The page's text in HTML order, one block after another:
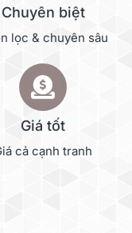
Chuyên biệt
lọc & chuyên sâu
Giá tốt
cả cạnh tranh